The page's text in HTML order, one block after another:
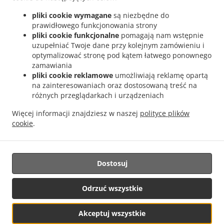
pliki cookie wymagane są niezbędne do
prawidłowego funkcjonowania strony
pliki cookie funkcjonalne pomagają nam wstępnie
uzupełniać Twoje dane przy kolejnym zamówieniu i
optymalizować stronę pod kątem łatwego ponownego
zamawiania
pliki cookie reklamowe umożliwiają reklamę opartą
na zainteresowaniach oraz dostosowaną treść na
różnych przeglądarkach i urządzeniach
Więcej informacji znajdziesz w naszej polityce plików
cookie.
Akceptuj wszystkie
Odrzuć wszystkie
Dostosuj
jedzenia Maspalomas Meloneras . Dostawa Włoski jedzenia Maspalomas San Agustín
Dostawa Włoski jedzenia Maspalomas Costa Meloneras . Dostawa Włoski jedzenia
Maspalomas Playa del Águila
. Dostawa Włoski jedzenia Maspalomas Sonnenland
Dostawa Włoski jedzenia Maspalomas
Dostawa Włoski jedzenia El Tablero
Dostawa Włoski jedzenia Lomo Gordo
Dostawa Włoski jedzenia El Salobre
. Dostawa Włoski jedzenia Pasito Blanco
Dostawa Włoski jedzenia Montaña Blanca
Dostawa Włoski jedzenia Mogán
Włoski jedzenia Santa Lucía de Tirajana
Dostawa Włoski jedzenia Arteara
Włoski jedzenia Ayagaures
Włoski jedzenia El Horno . Takeaway food delivery
Supported by:
www.prontofoodonline.com | info@prontofoodonline.com